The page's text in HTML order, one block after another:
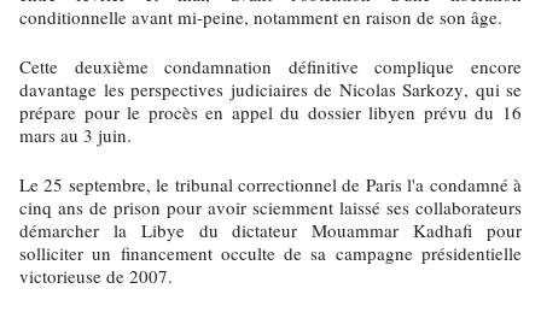
conditionnelle avant mi-peine, notamment en raison de son âge.
Cette deuxième condamnation définitive complique encore
davantage les perspectives judiciaires de Nicolas Sarkozy, qui se
prépare pour le procès en appel du dossier libyen prévu du 16
mars au 3 juin.
Le 25 septembre, le tribunal correctionnel de Paris l'a condamné à
cinq ans de prison pour avoir sciemment laissé ses collaborateurs
démarcher la Libye du dictateur Mouammar Kadhafi pour
solliciter un financement occulte de sa campagne présidentielle
victorieuse de 2007.